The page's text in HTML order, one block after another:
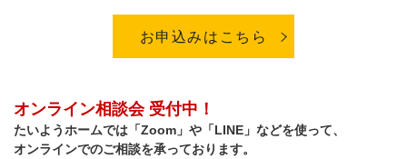
お申込みはこちら
オンライン相談会 受付中！
たいようホームでは「Zoom」や「LINE」などを使って、
オンラインでのご相談を承っております。